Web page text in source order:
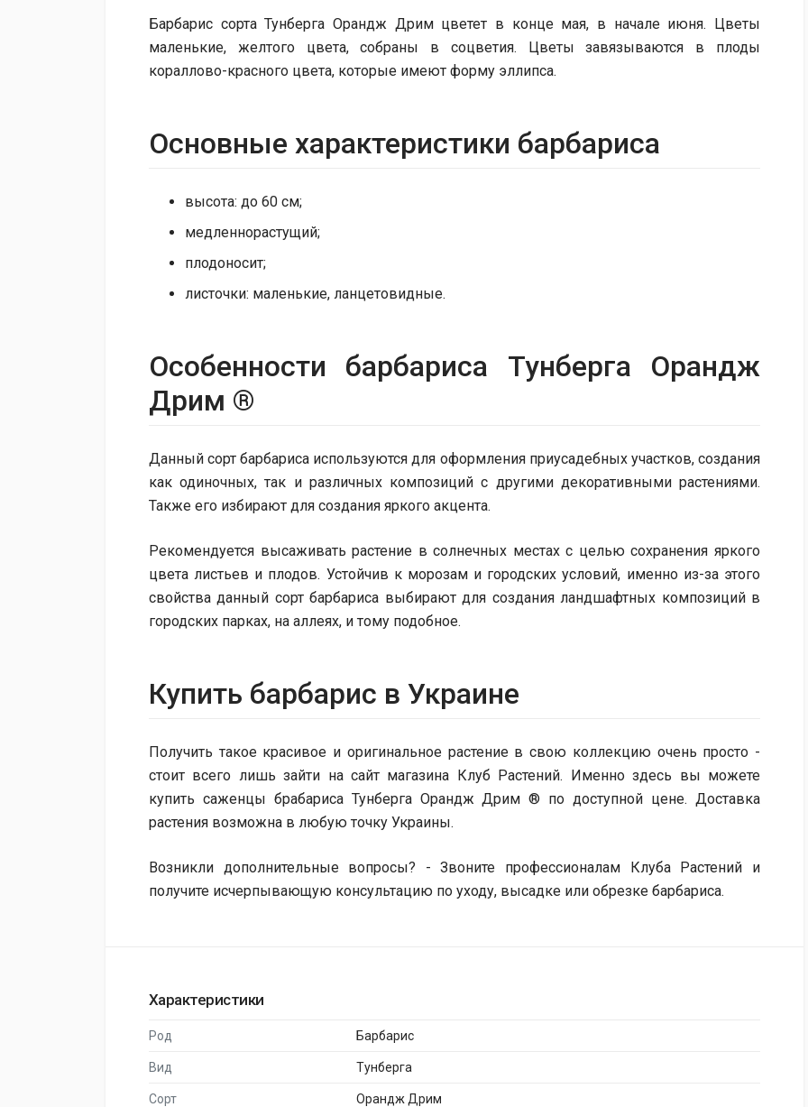
Барбарис сорта Тунберга Орандж Дрим цветет в конце мая, в начале июня. Цветы
маленькие, желтого цвета, собраны в соцветия. Цветы завязываются в плоды
кораллово-красного цвета, которые имеют форму эллипса.
Основные характеристики барбариса
высота: до 60 см;
медленнорастущий;
плодоносит;
листочки: маленькие, ланцетовидные.
Особенности барбариса Тунберга Орандж
Дрим ®
Данный сорт барбариса используются для оформления приусадебных участков, создания
как одиночных, так и различных композиций с другими декоративными растениями.
Также его избирают для создания яркого акцента.
Рекомендуется высаживать растение в солнечных местах с целью сохранения яркого
цвета листьев и плодов. Устойчив к морозам и городских условий, именно из-за этого
свойства данный сорт барбариса выбирают для создания ландшафтных композиций в
городских парках, на аллеях, и тому подобное.
Купить барбарис в Украине
Получить такое ​​красивое и оригинальное растение в свою коллекцию очень просто -
стоит всего лишь зайти на сайт магазина Клуб Растений. Именно здесь вы можете
купить саженцы брабариса Тунберга Орандж Дрим ® по доступной цене. Доставка
растения возможна в любую точку Украины.
Возникли дополнительные вопросы? - Звоните профессионалам Клуба Растений и
получите исчерпывающую консультацию по уходу, высадке или обрезке барбариса.
Характеристики
Род Барбарис
Вид Тунберга
Сорт Орандж Дрим